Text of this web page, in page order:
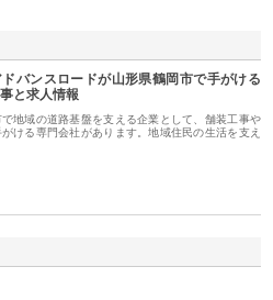
バンスロードが山形県鶴岡市で手がける
と求人情報
地域の道路基盤を支える企業として、舗装工事や
ける専門会社があります。地域住民の生活を支え